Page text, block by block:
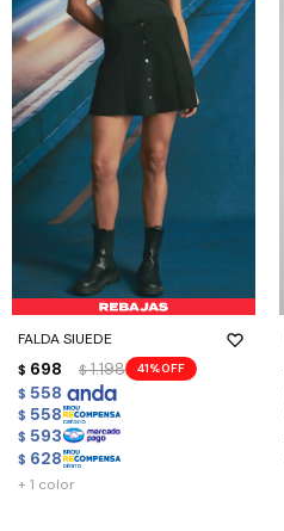
FALDA SIUEDE
$ 698 $ 1.198 41
$ 558
$ 558
$ 593
$ 628
+ 1 color